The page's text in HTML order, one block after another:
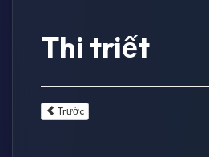
Thi triết
Trước